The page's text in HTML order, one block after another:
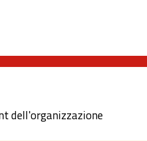
dell'organizzazione